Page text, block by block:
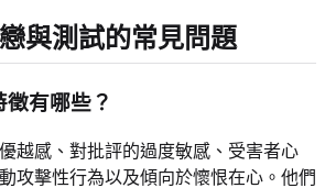
與測試的常見問題
有哪些？
越感、對批評的過度敏感、受害者心
攻擊性行為以及傾向於懷恨在心。他們